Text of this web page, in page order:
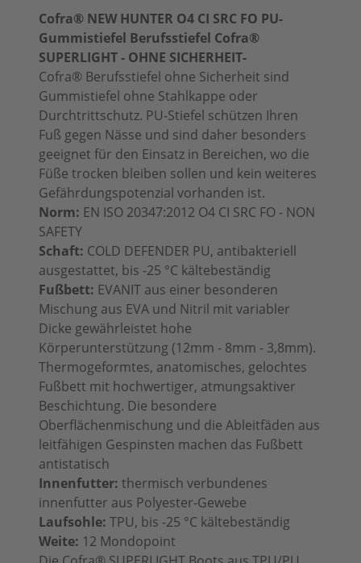
Cofra® NEW HUNTER O4 CI SRC FO PU-
Gummistiefel Berufsstiefel Cofra®
SUPERLIGHT - OHNE SICHERHEIT-
Cofra® Berufsstiefel ohne Sicherheit sind
Gummistiefel ohne Stahlkappe oder
Durchtrittschutz. PU-Stiefel schützen Ihren
Fuß gegen Nässe und sind daher besonders
geeignet für den Einsatz in Bereichen, wo die
Füße trocken bleiben sollen und kein weiteres
Gefährdungspotenzial vorhanden ist.
Norm: EN ISO 20347:2012 O4 CI SRC FO - NON
SAFETY
Schaft: COLD DEFENDER PU, antibakteriell
ausgestattet, bis -25 °C kältebeständig
Fußbett: EVANIT aus einer besonderen
Mischung aus EVA und Nitril mit variabler
Dicke gewährleistet hohe
Körperunterstützung (12mm - 8mm - 3,8mm).
Thermogeformtes, anatomisches, gelochtes
Fußbett mit hochwertiger, atmungsaktiver
Beschichtung. Die besondere
Oberflächenmischung und die Ableitfäden aus
leitfähigen Gespinsten machen das Fußbett
antistatisch
Innenfutter: thermisch verbundenes
innenfutter aus Polyester-Gewebe
Laufsohle: TPU, bis -25 °C kältebeständig
Weite: 12 Mondopoint